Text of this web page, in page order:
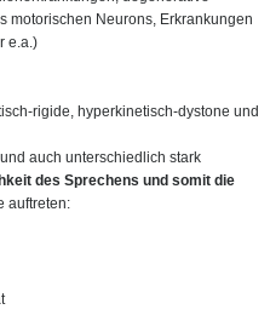
motorischen Neurons, Erkrankungen
e.a.)
rigide, hyperkinetisch-dystone und
auch unterschiedlich stark
des Sprechens und somit die
auftreten: